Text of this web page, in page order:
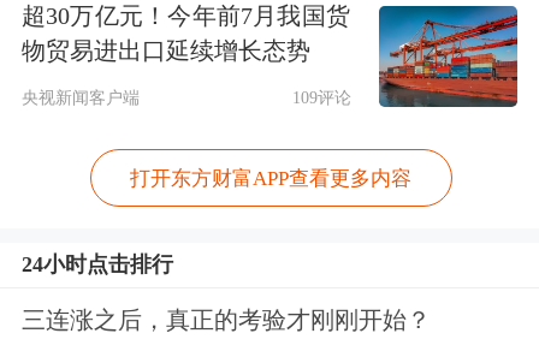
动力不及预期、外汇市场结售汇变化以
及美元指数走强，共同推动近期人民币
社科院世界经济与政治研究所助理研究
员周学智对记者表示，近期人民币兑美
超30万亿元！今年前7月我国货
物贸易进出口延续增长态势
央视新闻客户端 109评论
打开东方财富APP查看更多内容
24小时点击排行
三连涨之后，真正的考验才刚刚开始？